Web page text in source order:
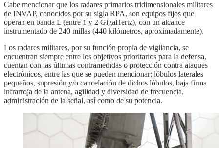
Cabe mencionar que los radares primarios tridimensionales militares
de INVAP, conocidos por su sigla RPA, son equipos fijos que
operan en banda L (entre 1 y 2 GigaHertz), con un alcance
instrumentado de 240 millas (440 kilómetros, aproximadamente).
Los radares militares, por su función propia de vigilancia, se
encuentran siempre entre los objetivos prioritarios para la defensa,
cuentan con las últimas contramedidas o protección contra ataques
electrónicos, entre las que se pueden mencionar: lóbulos laterales
pequeños, supresión y/o cancelación de dichos lóbulos, baja firma
infrarroja de la antena, agilidad y diversidad de frecuencia,
administración de la señal, así como de su potencia.